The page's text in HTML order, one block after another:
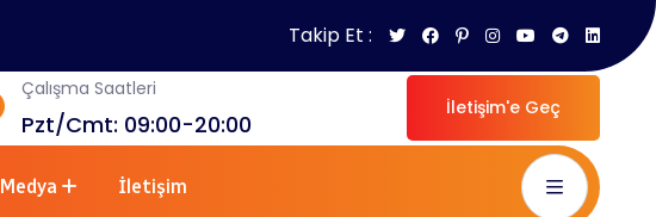
Takip Et :
Çalışma Saatleri
Pzt/Cmt: 09:00-20:00
İletişim'e Geç
Medya İletişim